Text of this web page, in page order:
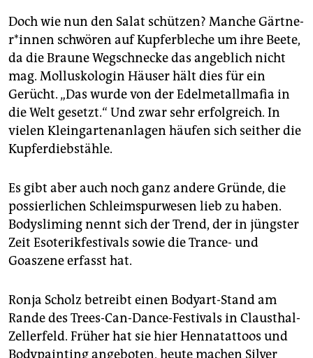
Doch wie nun den Salat schützen? Manche Gärt­ne­
r*in­nen schwören auf Kupferbleche um ihre Beete,
da die Braune Wegschnecke das angeblich nicht
mag. Molluskologin Häuser hält dies für ein
Gerücht. „Das wurde von der Edelmetallmafia in
die Welt gesetzt.“ Und zwar sehr erfolgreich. In
vielen Kleingartenanlagen häufen sich seither die
Kupferdiebstähle.
Es gibt aber auch noch ganz andere Gründe, die
possierlichen Schleimspurwesen lieb zu haben.
Bodysliming nennt sich der Trend, der in jüngster
Zeit Esoterikfestivals sowie die Trance- und
Goaszene erfasst hat.
Ronja Scholz betreibt einen Bodyart-Stand am
Rande des Trees-Can-Dance-Festivals in Clausthal-
Zellerfeld. Früher hat sie hier Hennatattoos und
Bodypainting angeboten, heute machen Silver